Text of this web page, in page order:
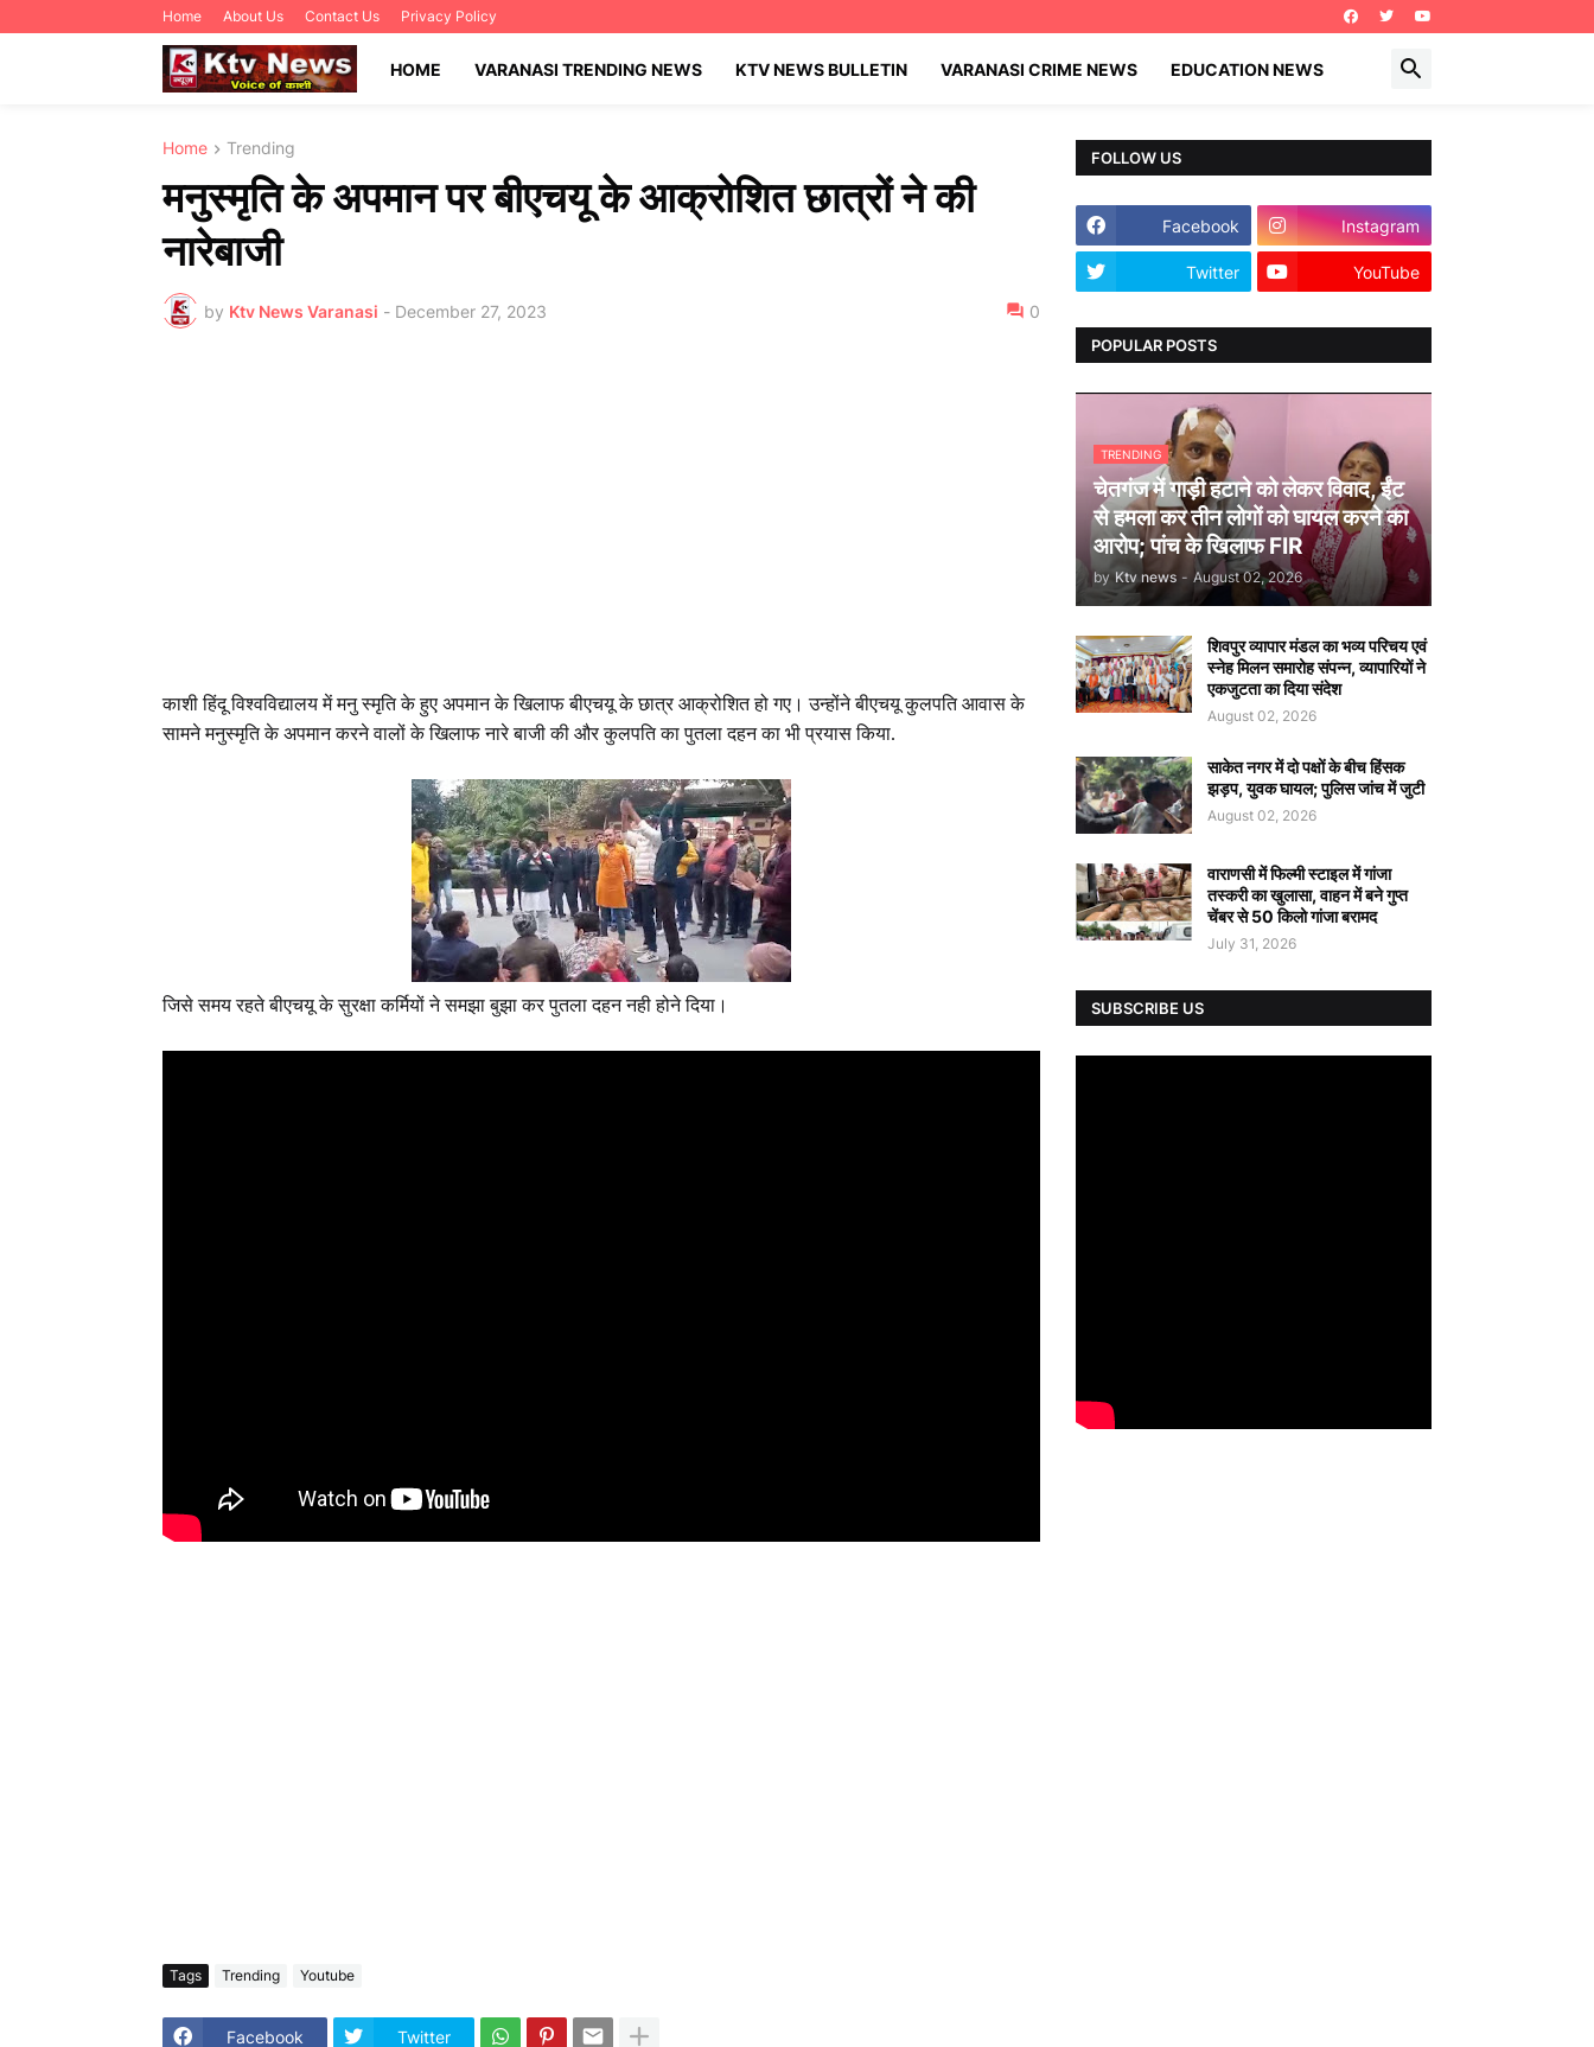
Home About Us Contact Us Privacy Policy
HOME VARANASI TRENDING NEWS KTV NEWS BULLETIN VARANASI CRIME NEWS EDUCATION NEWS
Home Trending
मनुस्मृति के अपमान पर बीएचयू के आक्रोशित छात्रों ने की
नारेबाजी
by Ktv News Varanasi - December 27, 2023 0
काशी हिंदू विश्वविद्यालय में मनु स्मृति के हुए अपमान के खिलाफ बीएचयू के छात्र आक्रोशित हो गए। उन्होंने बीएचयू कुलपति आवास के
सामने मनुस्मृति के अपमान करने वालों के खिलाफ नारे बाजी की और कुलपति का पुतला दहन का भी प्रयास किया.
जिसे समय रहते बीएचयू के सुरक्षा कर्मियों ने समझा बुझा कर पुतला दहन नही होने दिया।
Tags Trending Youtube
Facebook Twitter
FOLLOW US
Facebook Instagram
Twitter YouTube
POPULAR POSTS
TRENDING
चेतगंज में गाड़ी हटाने को लेकर विवाद, ईंट
से हमला कर तीन लोगों को घायल करने का
आरोप; पांच के खिलाफ FIR
by Ktv news - August 02, 2026
शिवपुर व्यापार मंडल का भव्य परिचय एवं
स्नेह मिलन समारोह संपन्न, व्यापारियों ने
एकजुटता का दिया संदेश
August 02, 2026
साकेत नगर में दो पक्षों के बीच हिंसक
झड़प, युवक घायल; पुलिस जांच में जुटी
August 02, 2026
वाराणसी में फिल्मी स्टाइल में गांजा
तस्करी का खुलासा, वाहन में बने गुप्त
चेंबर से 50 किलो गांजा बरामद
July 31, 2026
SUBSCRIBE US